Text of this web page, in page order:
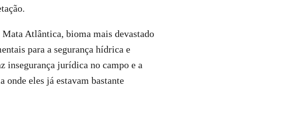
Atlântica, bioma mais devastado
para a segurança hídrica e
insegurança jurídica no campo e a
eles já estavam bastante